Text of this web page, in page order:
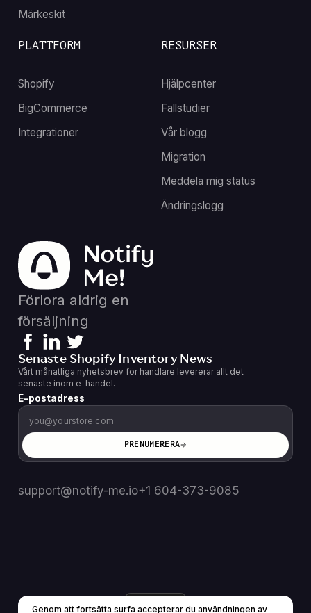
Genom att fortsätta surfa accepterar du användningen av
Märkeskit
RESURSER
Hjälpcenter
Fallstudier
Vår blogg
Migration
Meddela mig status
Ändringslogg
PLATTFORM
Shopify
BigCommerce
Integrationer
Förlora aldrig en
försäljning
Senaste Shopify Inventory News
Vårt månatliga nyhetsbrev för handlare levererar allt det
senaste inom e-handel.
E-postadress
PRENUMERERA
support@notify-me.io+1 604-373-9085